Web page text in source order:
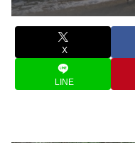
X
LINE